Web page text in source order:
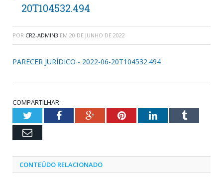
20T104532.494
POR CR2-ADMIN3 EM 20 DE JUNHO DE 2022
PARECER JURÍDICO - 2022-06-20T104532.494
COMPARTILHAR:
TwitterFacebookGoogle+PinterestLinkedInTumblr
Email
CONTEÚDO RELACIONADO